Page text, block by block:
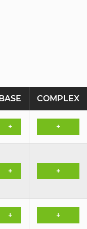
BASE COMPLEX
+ +
+ +
+ +